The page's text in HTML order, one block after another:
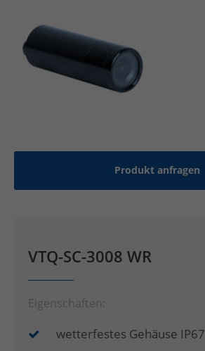
Produkt anfragen
VTQ-SC-3008 WR
Eigenschaften:
wetterfestes Gehäuse IP67